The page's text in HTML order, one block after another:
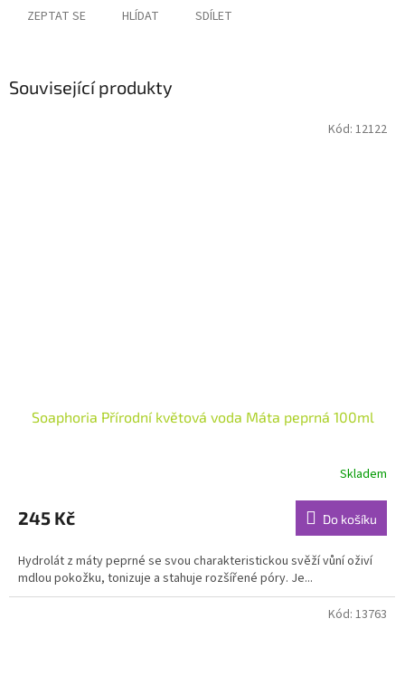
ZEPTAT SE HLÍDAT SDÍLET
Související produkty
Soaphoria Přírodní květová voda Máta peprná 100ml
produktu
je
z
5
hvězdiček.
Skladem
245 Kč Do košíku
Hydrolát z máty peprné se svou charakteristickou svěží vůní oživí
mdlou pokožku, tonizuje a stahuje rozšířené póry. Je...
Kód: 12122
Kód: 13763